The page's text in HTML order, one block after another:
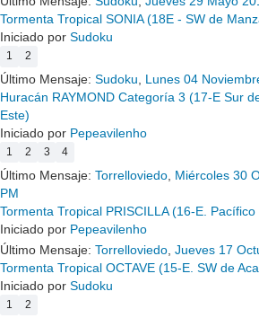
Tormenta Tropical SONIA (18E - SW de
Iniciado por Sudoku
1 2
Último Mensaje: Sudoku
Lunes 04
Huracán RAYMOND Categoría 3 (17-E Sur
Este)
Iniciado por Pepeavilenho
1 2 3 4
Último Mensaje: Torrelloviedo Miércoles 30
PM
Tormenta Tropical PRISCILLA (16-E. Pacífico
Iniciado por Pepeavilenho
Último Mensaje: Torrelloviedo, Jueves 17
Tormenta Tropical OCTAVE (15-E. SW de
Iniciado por Sudoku
1 2